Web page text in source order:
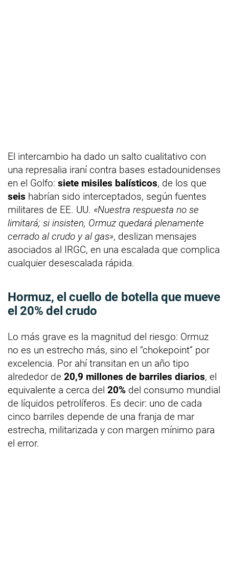
El intercambio ha dado un salto cualitativo con
una represalia iraní contra bases estadounidenses
en el Golfo: siete misiles balísticos, de los que
seis habrían sido interceptados, según fuentes
militares de EE. UU. «Nuestra respuesta no se
limitará; si insisten, Ormuz quedará plenamente
cerrado al crudo y al gas», deslizan mensajes
asociados al IRGC, en una escalada que complica
cualquier desescalada rápida.
Hormuz, el cuello de botella que mueve
el 20% del crudo
Lo más grave es la magnitud del riesgo: Ormuz
no es un estrecho más, sino el “chokepoint” por
excelencia. Por ahí transitan en un año tipo
alrededor de 20,9 millones de barriles diarios, el
equivalente a cerca del 20% del consumo mundial
de líquidos petrolíferos. Es decir: uno de cada
cinco barriles depende de una franja de mar
estrecha, militarizada y con margen mínimo para
el error.